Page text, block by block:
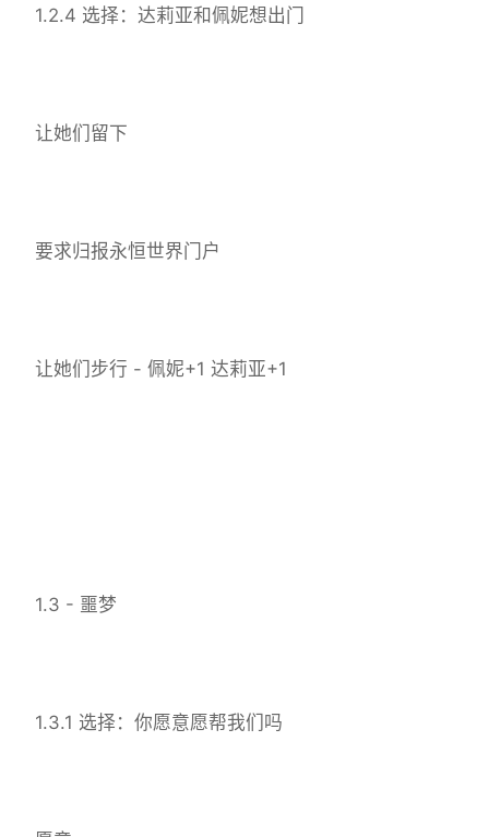
1.2.4 选择：达莉亚和佩妮想出门
让她们留下
要求归报永恒世界门户
让她们步行 - 佩妮+1 达莉亚+1
1.3 - 噩梦
1.3.1 选择：你愿意愿帮我们吗